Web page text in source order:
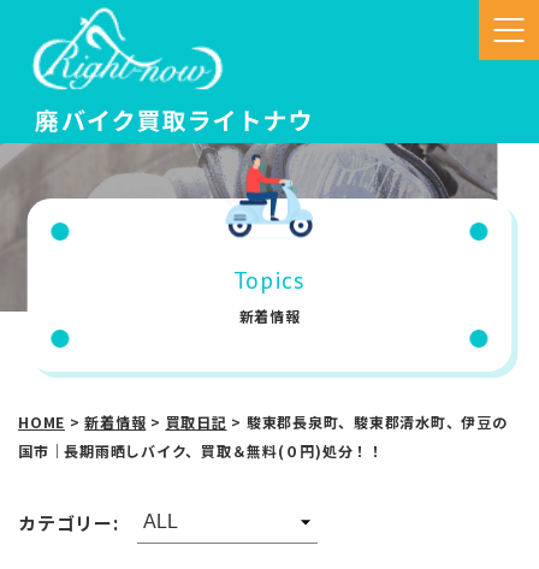
Topics
新着情報
HOME >新着情報 > 買取日記 > 駿東郡長泉町、駿東郡清水町、伊豆の
国市｜長期雨晒しバイク、買取＆無料(０円)処分！！
カテゴリー: